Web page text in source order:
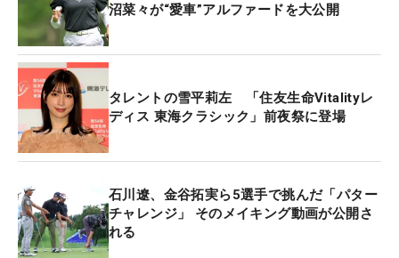
沼菜々が“愛車”アルファードを大公開
タレントの雪平莉左 「住友生命Vitalityレ
ディス 東海クラシック」前夜祭に登場
石川遼、金谷拓実ら5選手で挑んだ「パター
チャレンジ」 そのメイキング動画が公開さ
れる